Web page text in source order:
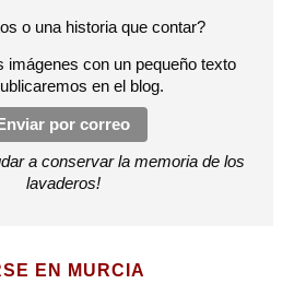
o una historia que contar?
imágenes con un pequeño texto
en el blog.
por correo
a conservar la memoria de los
lavaderos!
EN MURCIA